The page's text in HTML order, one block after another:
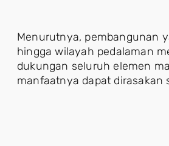
Menurutnya, pembangunan
hingga wilayah pedalaman
dukungan seluruh elemen
manfaatnya dapat dirasakan